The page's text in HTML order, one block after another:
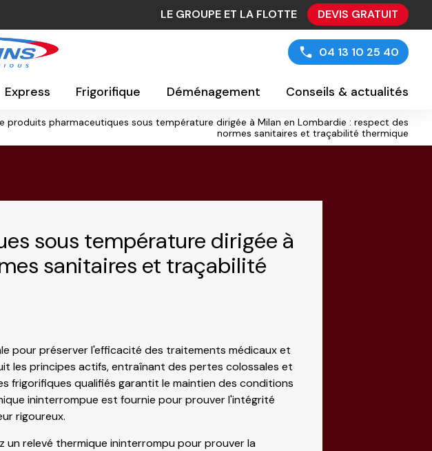
LE GROUPE ET LA FLOTTE DEVIS GRATUIT
04 13 10 25 40
Express Frigorifique Déménagement Conseils & actualités
pharmaceutiques sous température dirigée à Milan en Lombardie : respect des
normes sanitaires et traçabilité thermique
sous température dirigée à
sanitaires et traçabilité
pour préserver l'efficacité des traitements médicaux et
les principes actifs, entraînant des pertes colossales et
frigorifiques qualifiés garantit le maintien des conditions
ininterrompue est fournie pour prouver l'intégrité
rigoureux.
un relevé thermique ininterrompu pour prouver la